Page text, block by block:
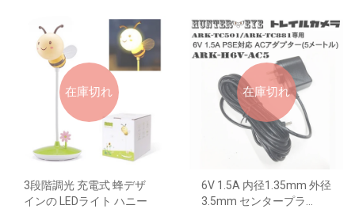
在庫切れ
3段階調光 充電式 蜂デザ
インの LEDライト ハニー
在庫切れ
6V 1.5A 内径1.35mm 外径
3.5mm センタープラ...